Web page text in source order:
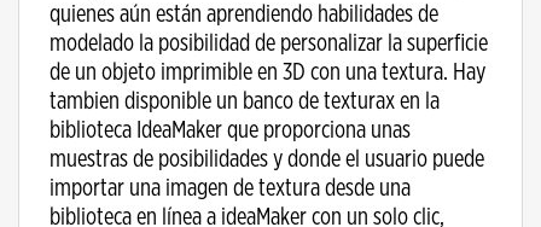
quienes aún están aprendiendo habilidades de
modelado la posibilidad de personalizar la superficie
de un objeto imprimible en 3D con una textura. Hay
tambien disponible un banco de texturax en la
biblioteca IdeaMaker que proporciona unas
muestras de posibilidades y donde el usuario puede
importar una imagen de textura desde una
biblioteca en línea a ideaMaker con un solo clic,